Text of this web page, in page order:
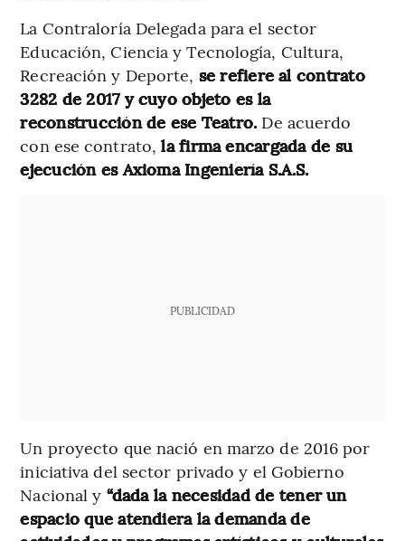
La Contraloría Delegada para el sector
Educación, Ciencia y Tecnología, Cultura,
Recreación y Deporte, se refiere al contrato
3282 de 2017 y cuyo objeto es la
reconstrucción de ese Teatro. De acuerdo
con ese contrato, la firma encargada de su
ejecución es Axioma Ingeniería S.A.S.
PUBLICIDAD
Un proyecto que nació en marzo de 2016 por
iniciativa del sector privado y el Gobierno
Nacional y “dada la necesidad de tener un
espacio que atendiera la demanda de